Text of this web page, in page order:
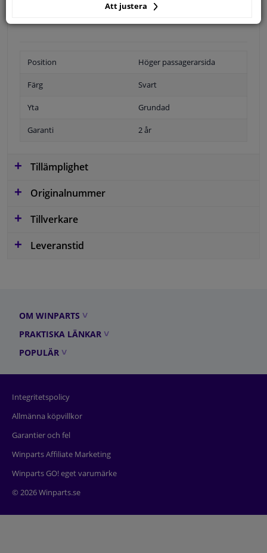
Position Höger passagerarsida
Färg Svart
Yta Grundad
Garanti 2 år
Tillämplighet
Originalnummer
Tillverkare
Leveranstid
OM WINPARTS
PRAKTISKA LÄNKAR
POPULÄR
Integritetspolicy
Allmänna köpvillkor
Garantier och fel
Winparts Affiliate Marketing
Winparts GO! eget varumärke
© 2026 Winparts.se
Att justera